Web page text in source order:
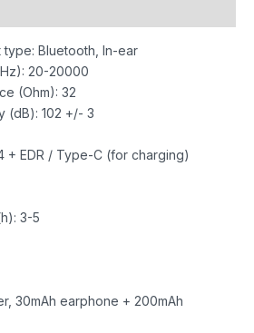
Bluetooth, In-ear
20-20000
(Ohm): 32
(dB): 102 +/- 3
+ EDR / Type-C (for charging)
3-5
30mAh earphone + 200mAh